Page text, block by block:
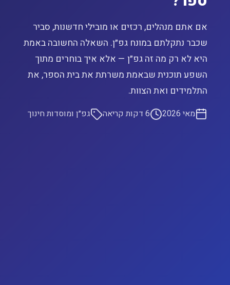
אם אתם מנהלים, רכזים או מובילי חדשנות, סביר
שכבר נתקלתם במונח גפ״ן. השאלה החשובה באמת
היא לא רק מה זה גפ״ן — אלא איך בוחרים מתוך
השפע תוכנית שבאמת משרתת את בית הספר, את
התלמידים ואת הצוות.
מאי 2026 6 דקות קריאה גפ״ן ומוסדות חינוך